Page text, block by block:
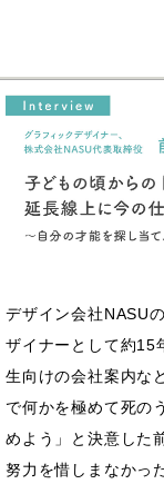
デザイン会社NASU
ザイナーとして約15
生向けの会社案内な
で何かを極めて死の
めよう」と決意した
努力を惜しまなかっ